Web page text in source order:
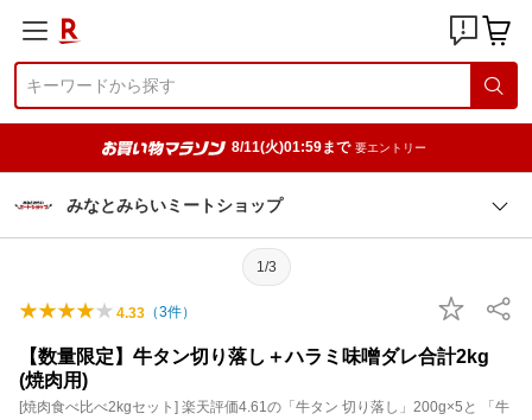
8/11(火)01:59まで 要エントリー
みなとみらいミートショップ
1/3
4.33 （3件）
【数量限定】牛タン切り落し＋ハラミ味噌ダレ合計2kg
(焼肉用)
[焼肉食べ比べ2kgセット] 楽天評価4.61の「牛タン 切り落し」200g×5と 「牛